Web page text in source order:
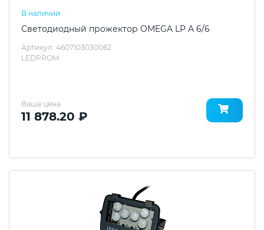
В наличии
Светодиодный прожектор OMEGA LP A 6/6
Артикул: 4607103030062
LEDPROM
Ваша цена
11 878.20 ₽